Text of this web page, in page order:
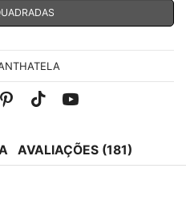
Pinterest
Tik-Youtube
AVALIAÇÕES (181)